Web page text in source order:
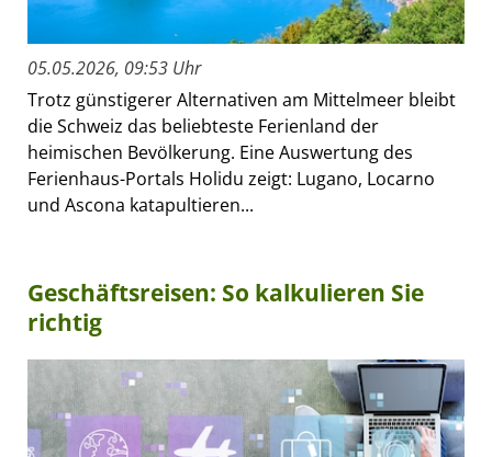
05.05.2026, 09:53 Uhr
Trotz günstigerer Alternativen am Mittelmeer bleibt
die Schweiz das beliebteste Ferienland der
heimischen Bevölkerung. Eine Auswertung des
Ferienhaus-Portals Holidu zeigt: Lugano, Locarno
und Ascona katapultieren...
Geschäftsreisen: So kalkulieren Sie
richtig